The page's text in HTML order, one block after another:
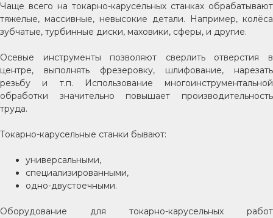
Чаще всего на токарно-карусельных станках обрабатывают
тяжелые, массивные, невысокие детали. Например, колёса
зубчатые, турбинные диски, маховики, сферы, и другие.
Осевые инструменты позволяют сверлить отверстия в
центре, выполнять фрезеровку, шлифование, нарезать
резьбу и т.п. Использование многоинструментальной
обработки значительно повышает производительность
труда.
Токарно-карусельные станки бывают:
универсальными,
специализированными,
одно-двустоечными.
Оборудование для токарно-карусельных работ